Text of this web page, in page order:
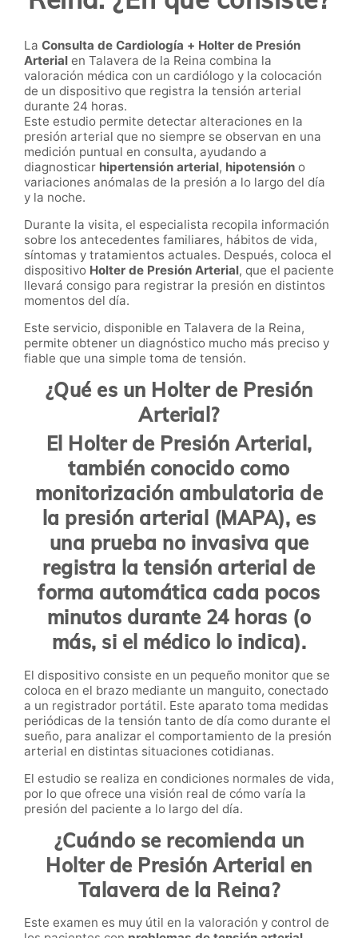
La Consulta de Cardiología + Holter de Presión
Arterial en Talavera de la Reina combina la
valoración médica con un cardiólogo y la colocación
de un dispositivo que registra la tensión arterial
durante 24 horas.
Este estudio permite detectar alteraciones en la
presión arterial que no siempre se observan en una
medición puntual en consulta, ayudando a
diagnosticar hipertensión arterial, hipotensión o
variaciones anómalas de la presión a lo largo del día
y la noche.
Durante la visita, el especialista recopila información
sobre los antecedentes familiares, hábitos de vida,
síntomas y tratamientos actuales. Después, coloca el
dispositivo Holter de Presión Arterial, que el paciente
llevará consigo para registrar la presión en distintos
momentos del día.
Este servicio, disponible en Talavera de la Reina,
permite obtener un diagnóstico mucho más preciso y
fiable que una simple toma de tensión.
¿Qué es un Holter de Presión
Arterial?
El Holter de Presión Arterial ,
también conocido como
monitorización ambulatoria de
la presión arterial (MAPA), es
una prueba no invasiva que
registra la tensión arterial de
forma automática cada pocos
minutos durante 24 horas (o
más, si el médico lo indica).
El dispositivo consiste en un pequeño monitor que se
coloca en el brazo mediante un manguito, conectado
a un registrador portátil. Este aparato toma medidas
periódicas de la tensión tanto de día como durante el
sueño, para analizar el comportamiento de la presión
arterial en distintas situaciones cotidianas.
El estudio se realiza en condiciones normales de vida,
por lo que ofrece una visión real de cómo varía la
presión del paciente a lo largo del día.
¿Cuándo se recomienda un
Holter de Presión Arterial en
Talavera de la Reina?
Este examen es muy útil en la valoración y control de